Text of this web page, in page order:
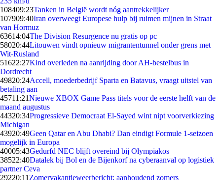
108409:23Tanken in België wordt nóg aantrekkelijker
107909:40Iran overweegt Europese hulp bij ruimen mijnen in Straat
van Hormuz
63614:04The Division Resurgence nu gratis op pc
58020:44Litouwen vindt opnieuw migrantentunnel onder grens met
Wit-Rusland
51622:27Kind overleden na aanrijding door AH-bestelbus in
Dordrecht
49820:24Accell, moederbedrijf Sparta en Batavus, vraagt uitstel van
betaling aan
45711:21Nieuwe XBOX Game Pass titels voor de eerste helft van de
maand augustus
44320:34Progressieve Democraat El-Sayed wint nipt voorverkiezing
Michigan
43920:49Geen Qatar en Abu Dhabi? Dan eindigt Formule 1-seizoen
mogelijk in Europa
40005:43Gedurfd NEC blijft overeind bij Olympiakos
38522:40Datalek bij Bol en de Bijenkorf na cyberaanval op logistiek
partner Ceva
29220:11 Zomervakantieweerbericht: aanhoudend zomers